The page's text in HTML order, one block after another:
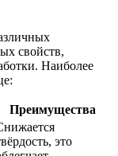
свойств,
Наиболее
Преимущества
это